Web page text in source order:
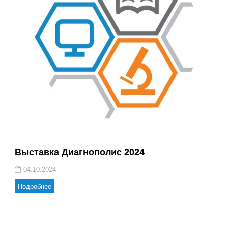
Выставка Диагнополис 2024
04.10.2024
Подробнее